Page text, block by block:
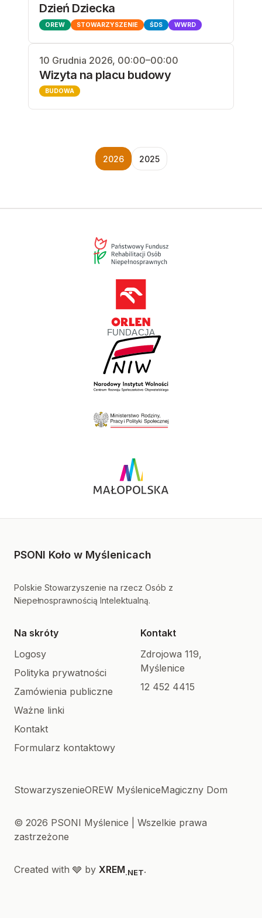
Dzień Dziecka
OREW STOWARZYSZENIE ŚDS WWRD
10 Grudnia 2026, 00:00–00:00
Wizyta na placu budowy
BUDOWA
2026 2025
PSONI Koło w Myślenicach
Polskie Stowarzyszenie na rzecz Osób z
Niepełnosprawnością Intelektualną.
Na skróty
Logosy
Polityka prywatności
Zamówienia publiczne
Ważne linki
Kontakt
Formularz kontaktowy
Kontakt
Zdrojowa 119,
Myślenice
12 452 4415
StowarzyszenieOREW MyśleniceMagiczny Dom
© 2026 PSONI Myślenice | Wszelkie prawa
zastrzeżone
Created with 🩶 by XREM.NET.